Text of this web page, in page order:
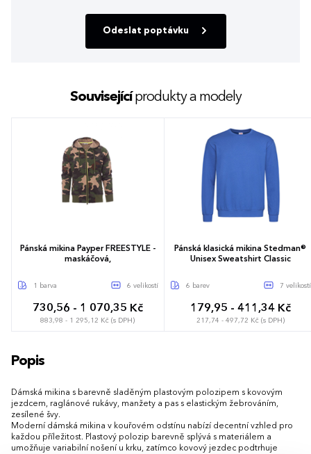
Odeslat poptávku
Souvisejícíprodukty a modely
Pánská mikina Payper FREESTYLE -
maskáčová,
1 barva 6 velikostí
730,56 - 1 070,35 Kč
883,98 - 1 295,12 Kč (s DPH)
S
Pánská klasická mikina Stedman®
Unisex Sweatshirt Classic
6 barev 7 velikostí
179,95 - 411,34 Kč
217,74 - 497,72 Kč (s DPH)
Popis
Dámská mikina s barevně sladěným plastovým polozipem s kovovým
jezdcem, raglánové rukávy, manžety a pas s elastickým žebrováním,
zesílené švy.
Moderní dámská mikina v kouřovém odstínu nabízí decentní vzhled pro
každou příležitost. Plastový polozip barevně splývá s materiálem a
umožňuje variabilní nošení u krku, zatímco kovový jezdec podtrhuje